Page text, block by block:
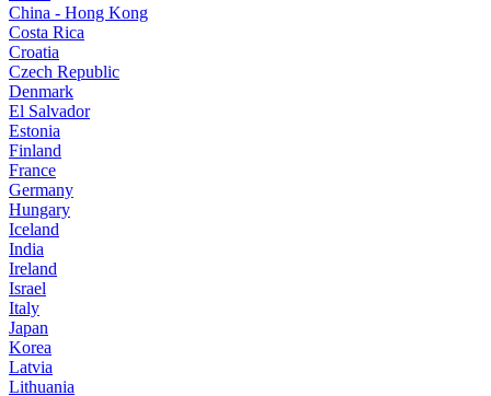
China - Hong Kong
Costa Rica
Croatia
Czech Republic
Denmark
El Salvador
Estonia
Finland
France
Germany
Hungary
Iceland
India
Ireland
Israel
Italy
Japan
Korea
Latvia
Lithuania